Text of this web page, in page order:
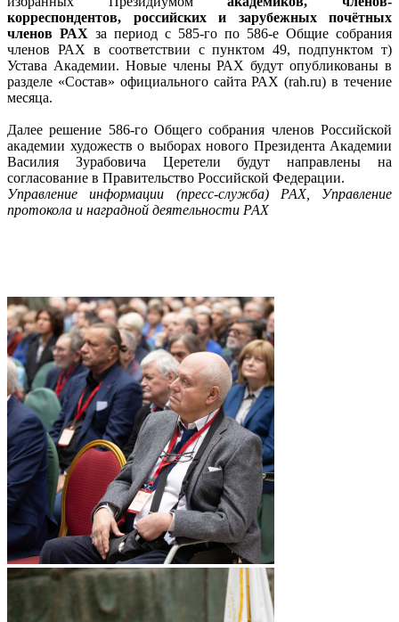
корреспондентов, российских и зарубежных почётных
членов РАХ за период с 585-го по 586-е Общие собрания
членов РАХ в соответствии с пунктом 49, подпунктом т)
Устава Академии. Новые члены РАХ будут опубликованы в
разделе «Состав» официального сайта РАХ (rah.ru) в течение
месяца.
Далее решение 586-го Общего собрания членов Российской
академии художеств о выборах нового Президента Академии
Василия Зурабовича Церетели будут направлены на
согласование в Правительство Российской Федерации.
Управление информации (пресс-служба) РАХ, Управление
протокола и наградной деятельности РАХ